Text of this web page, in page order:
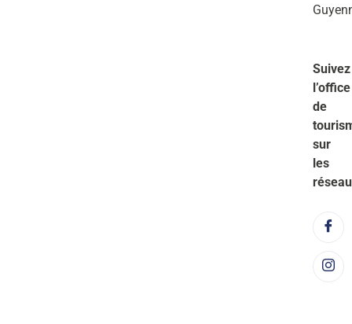
Suivez
l’office
de
sur
les